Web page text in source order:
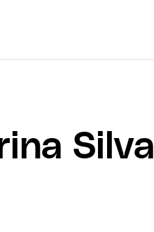
Silva